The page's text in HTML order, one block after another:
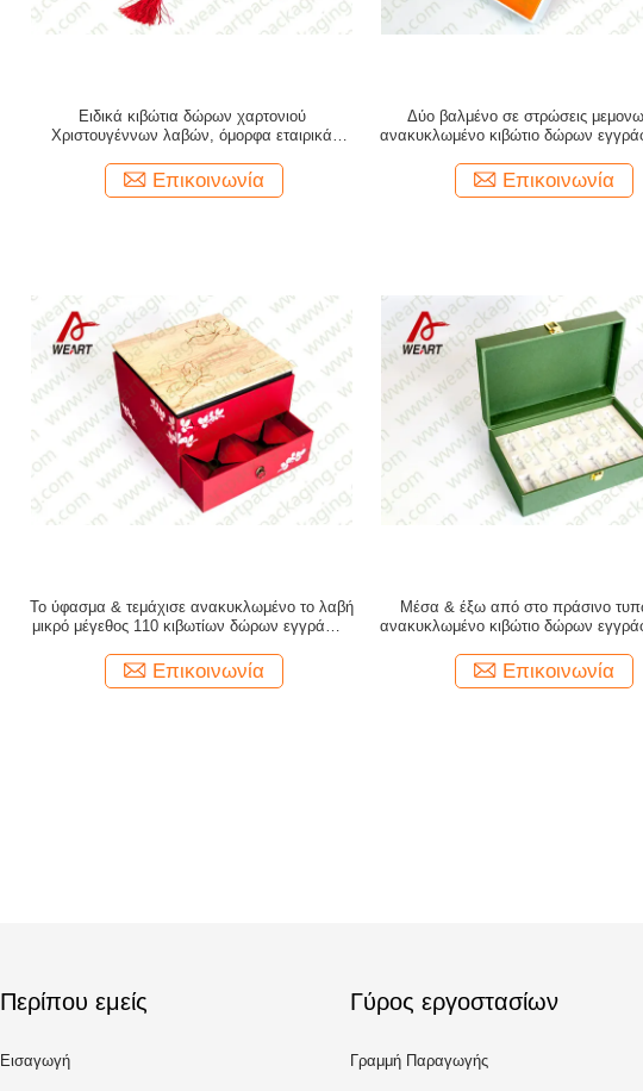
Ειδικά κιβώτια δώρων χαρτονιού
Χριστουγέννων λαβών, όμορφα εταιρικά
Επικοινωνία
Δύο βαλμένο σε στρώσεις
ανακυκλωμένο κιβώτιο δώρων
Επικοινωνία
Το ύφασμα & τεμάχισε ανακυκλωμένο το λαβή
μικρό μέγεθος 110 κιβωτίων δώρων εγγράφου
Επικοινωνία
Μέσα & έξω από στο πράσινο
ανακυκλωμένο κιβώτιο δώρων
Επικοινωνία
Περίπου εμείς
Εισαγωγή
Γύρος εργοστασίων
Γραμμή Παραγωγής